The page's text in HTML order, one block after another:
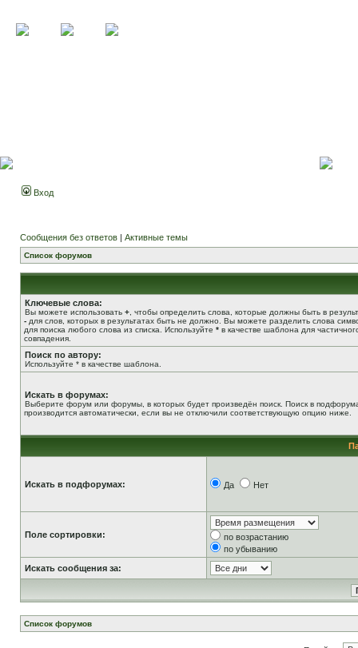
Вход
Сообщения без ответов | Активные темы
Список форумов
Ключевые слова:
Вы можете использовать + , чтобы определить слова, которые должны быть в
- для слов, которых в результатах быть не должно. Вы можете разделить слова
для поиска любого слова из списка. Используйте * в качестве шаблона для
совпадения.
Поиск по автору:
Используйте * в качестве шаблона.
Искать в форумах:
Выберите форум или форумы, в которых будет произведён поиск. Поиск в
производится автоматически, если вы не отключили соответствующую опцию ниже.
Искать в подфорумах: Да Нет
Поле сортировки:
по возрастанию
по убыванию
Искать сообщения за:
Список форумов